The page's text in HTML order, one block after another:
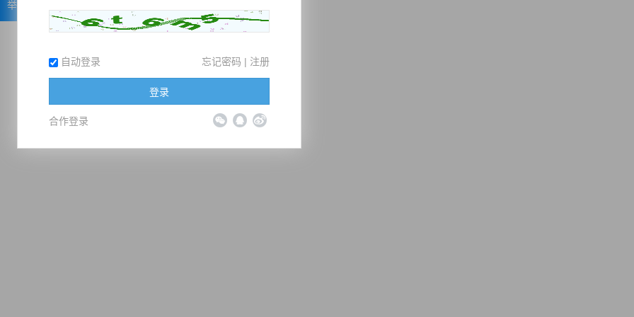
举报
自动登录 忘记密码 | 注册
登录
合作登录